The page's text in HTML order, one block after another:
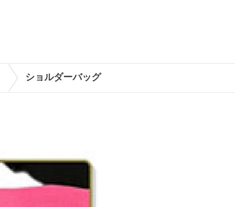
ショルダーバッグ